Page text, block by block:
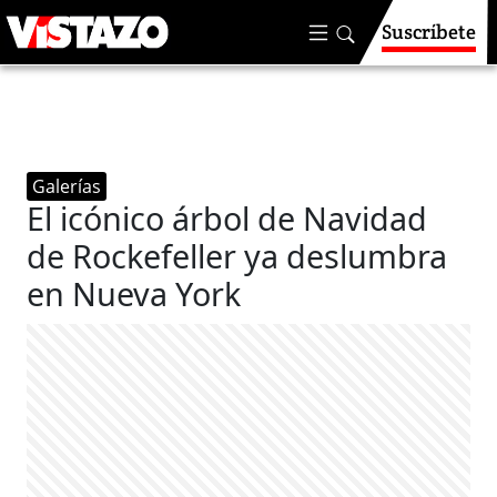
Suscríbete
Galerías
El icónico árbol de Navidad
de Rockefeller ya deslumbra
en Nueva York